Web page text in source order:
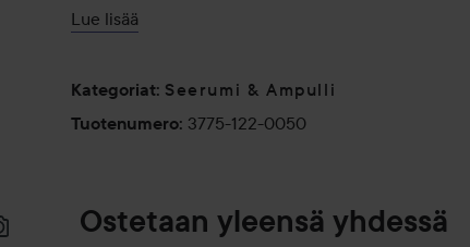
Käyttö:
edistääksesi imeytymistä.
50 ml
Lue lisää
Kategoriat: Seerumi & Ampulli
Tuotenumero: 3775-122-0050
Ostetaan yleensä yhdessä